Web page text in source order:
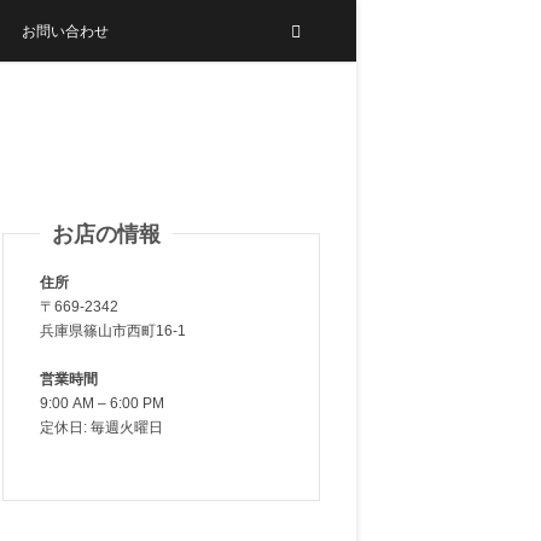
お問い合わせ
お店の情報
住所
〒669-2342
兵庫県篠山市西町16-1
営業時間
9:00 AM – 6:00 PM
定休日: 毎週火曜日